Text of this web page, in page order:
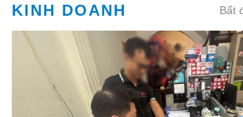
KINH DOANH Bất